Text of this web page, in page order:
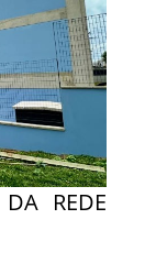
REDE